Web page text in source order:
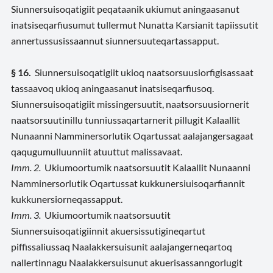
Siunnersuisoqatigiit peqataanik ukiumut aningaasanut
inatsiseqarfiusumut tullermut Nunatta Karsianit tapiissutit
annertussusissaannut siunnersuuteqartassapput.
§ 16. Siunnersuisoqatigiit ukioq naatsorsuusiorfigisassaat
tassaavoq ukioq aningaasanut inatsiseqarfiusoq.
Siunnersuisoqatigiit missingersuutit, naatsorsuusiornerit
naatsorsuutinillu tunniussaqartarnerit pillugit Kalaallit
Nunaanni Namminersorlutik Oqartussat aalajangersagaat
qaqugumulluunniit atuuttut malissavaat.
Imm. 2. Ukiumoortumik naatsorsuutit Kalaallit Nunaanni
Namminersorlutik Oqartussat kukkunersiuisoqarfiannit
kukkunersiorneqassapput.
Imm. 3. Ukiumoortumik naatsorsuutit
Siunnersuisoqatigiinnit akuersissutigineqartut
piffissaliussaq Naalakkersuisunit aalajangerneqartoq
nallertinnagu Naalakkersuisunut akuerisassanngorlugit